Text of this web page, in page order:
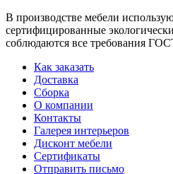
В производстве мебели
сертифицированные
соблюдаются все требования
Как заказать
Доставка
Сборка
О компании
Контакты
Галерея интерьеров
Дисконт мебели
Сертификаты
Отправить письмо